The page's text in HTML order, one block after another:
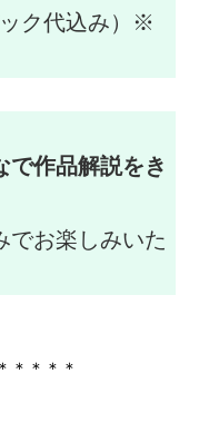
ク代込み）※
で作品解説をき
でお楽しみいた
＊＊＊＊